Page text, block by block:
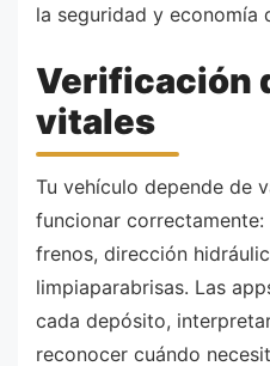
la seguridad y economía
Verificación
vitales
Tu vehículo depende de
funcionar
frenos, dirección
limpiaparabrisas. Las
cada depósito,
reconocer cuándo